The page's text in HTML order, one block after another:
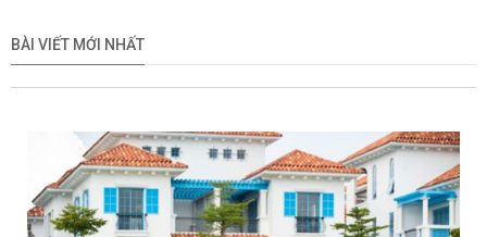
BÀI VIẾT MỚI NHẤT